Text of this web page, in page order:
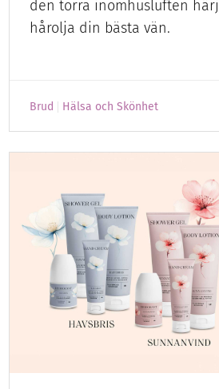
den torra inomhusluften
hårolja din bästa vän.
Brud Hälsa och Skönhet